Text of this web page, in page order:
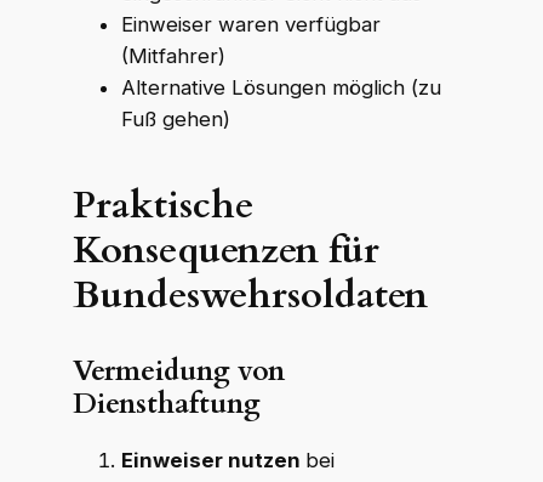
Einweiser waren verfügbar
(Mitfahrer)
Alternative Lösungen möglich (zu
Fuß gehen)
Praktische
Konsequenzen für
Bundeswehrsoldaten
Vermeidung von
Diensthaftung
Einweiser nutzen bei